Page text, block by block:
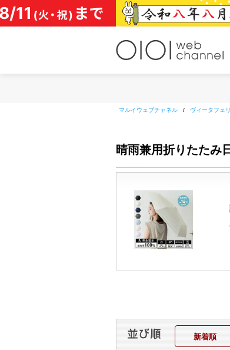
コ
ン
テ
マルイウェブチャネル / ヴィータフェ
晴雨兼用折りたたみ
新着順